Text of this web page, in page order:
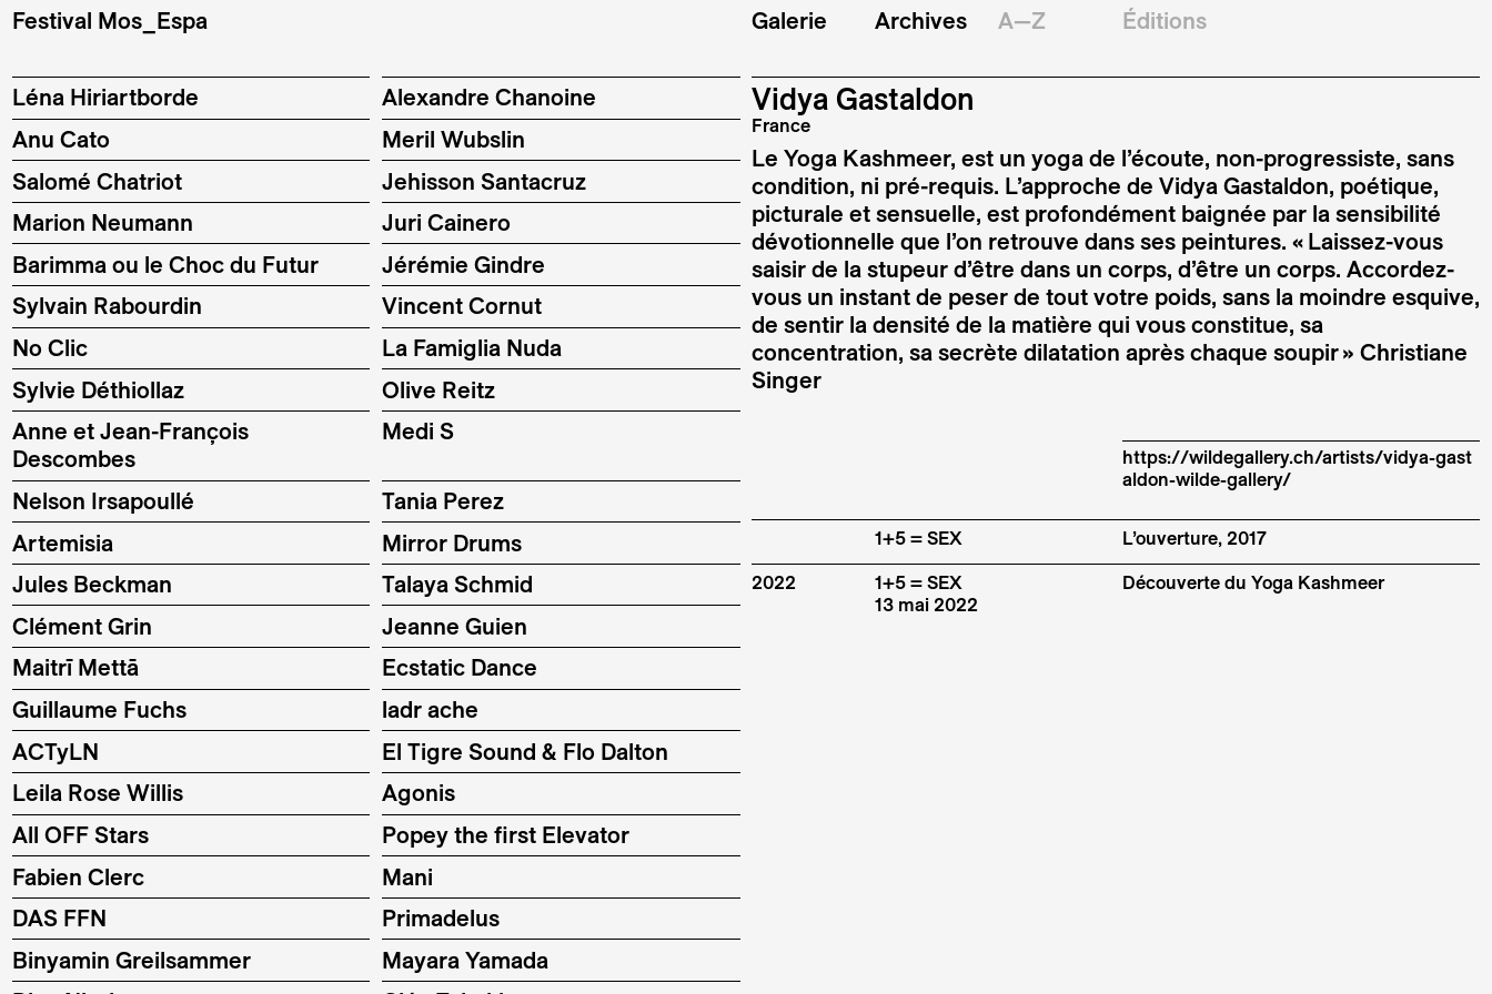
Festival Mos_Espa Galerie Archives A—Z Éditions
Léna Hiriartborde
Alexandre Chanoine
Anu Cato
Meril Wubslin
Salomé Chatriot
Jehisson Santacruz
Marion Neumann
Juri Cainero
Barimma ou le Choc du Futur
Jérémie Gindre
Sylvain Rabourdin
Vincent Cornut
No Clic
La Famiglia Nuda
Sylvie Déthiollaz
Olive Reitz
Anne et Jean-François
Descombes
Medi S
Nelson Irsapoullé
Tania Perez
Artemisia
Mirror Drums
Jules Beckman
Talaya Schmid
Clément Grin
Jeanne Guien
Maitrī Mettā
Ecstatic Dance
Guillaume Fuchs
ladr ache
ACTyLN
El Tigre Sound & Flo Dalton
Leila Rose Willis
Agonis
All OFF Stars
Popey the first Elevator
Fabien Clerc
Mani
DAS FFN
Primadelus
Binyamin Greilsammer
Mayara Yamada
Vidya Gastaldon
France
Le Yoga Kashmeer, est un yoga de l’écoute, non-progressiste, sans
condition, ni pré-requis. L’approche de Vidya Gastaldon, poétique,
picturale et sensuelle, est profondément baignée par la sensibilité
dévotionnelle que l’on retrouve dans ses peintures. « Laissez-vous
saisir de la stupeur d’être dans un corps, d’être un corps. Accordez-
vous un instant de peser de tout votre poids, sans la moindre esquive,
de sentir la densité de la matière qui vous constitue, sa
concentration, sa secrète dilatation après chaque soupir » Christiane
Singer
https://wildegallery.ch/artists/vidya-gast
aldon-wilde-gallery/
1+5 = SEX
L’ouverture, 2017
2022
1+5 = SEX
13 mai 2022
Découverte du Yoga Kashmeer